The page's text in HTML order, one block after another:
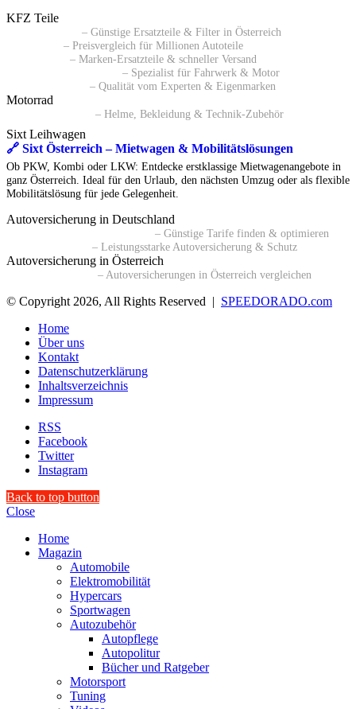
KFZ Teile
– Günstige Ersatzteile & Filter in Österreich
– Preisvergleich für Millionen Autoteile
– Marken-Ersatzteile & schneller Versand
– Spezialist für Fahrwerk & Motor
– Qualität vom Experten & Eigenmarken
Motorrad
– Helme, Bekleidung & Technik-Zubehör
Sixt Leihwagen
🔗 Sixt Österreich – Mietwagen & Mobilitätslösungen
Ob PKW, Kombi oder LKW: Entdecke erstklassige Mietwagenangebote in
ganz Österreich. Ideal für den Urlaub, den nächsten Umzug oder als flexible
Mobilitätslösung für jede Gelegenheit.
Autoversicherung in Deutschland
– Günstige Tarife finden & optimieren
– Leistungsstarke Autoversicherung & Schutz
Autoversicherung in Österreich
– Autoversicherungen in Österreich vergleichen
© Copyright 2026, All Rights Reserved | SPEEDORADO.com
Home
Über uns
Kontakt
Datenschutzerklärung
Inhaltsverzeichnis
Impressum
RSS
Facebook
Twitter
Instagram
Back to top button
Close
Home
Magazin
Automobile
Elektromobilität
Hypercars
Sportwagen
Autozubehör
Autopflege
Autopolitur
Bücher und Ratgeber
Motorsport
Tuning